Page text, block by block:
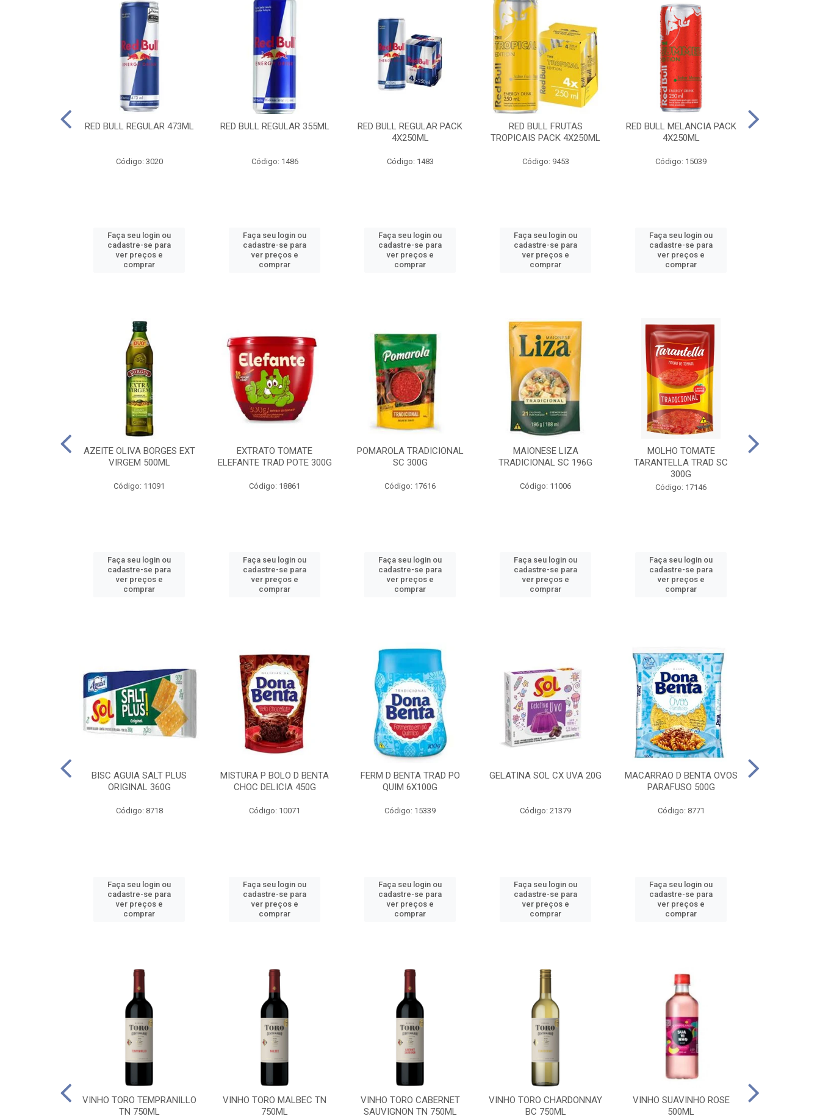
RED BULL REGULAR 473ML
Código: 3020
Faça seu login ou
cadastre-se para
ver preços e
comprar
RED BULL REGULAR 355ML
Código: 1486
Faça seu login ou
cadastre-se para
ver preços e
comprar
RED BULL REGULAR PACK
4X250ML
Código: 1483
Faça seu login ou
cadastre-se para
ver preços e
comprar
RED BULL FRUTAS
TROPICAIS PACK 4X250ML
Código: 9453
Faça seu login ou
cadastre-se para
ver preços e
comprar
RED BULL MELANCIA PACK
4X250ML
Código: 15039
Faça seu login ou
cadastre-se para
ver preços e
comprar
AZEITE OLIVA BORGES EXT
VIRGEM 500ML
Código: 11091
Faça seu login ou
cadastre-se para
ver preços e
comprar
EXTRATO TOMATE
ELEFANTE TRAD POTE 300G
Código: 18861
Faça seu login ou
cadastre-se para
ver preços e
comprar
POMAROLA TRADICIONAL
SC 300G
Código: 17616
Faça seu login ou
cadastre-se para
ver preços e
comprar
MAIONESE LIZA
TRADICIONAL SC 196G
Código: 11006
Faça seu login ou
cadastre-se para
ver preços e
comprar
MOLHO TOMATE
TARANTELLA TRAD SC
300G
Código: 17146
Faça seu login ou
cadastre-se para
ver preços e
comprar
BISC AGUIA SALT PLUS
ORIGINAL 360G
Código: 8718
Faça seu login ou
cadastre-se para
ver preços e
comprar
MISTURA P BOLO D BENTA
CHOC DELICIA 450G
Código: 10071
Faça seu login ou
cadastre-se para
ver preços e
comprar
FERM D BENTA TRAD PO
QUIM 6X100G
Código: 15339
Faça seu login ou
cadastre-se para
ver preços e
comprar
GELATINA SOL CX UVA 20G
Código: 21379
Faça seu login ou
cadastre-se para
ver preços e
comprar
MACARRAO D BENTA OVOS
PARAFUSO 500G
Código: 8771
Faça seu login ou
cadastre-se para
ver preços e
comprar
VINHO TORO TEMPRANILLO
TN 750ML
VINHO TORO MALBEC TN
750ML
VINHO TORO CABERNET
SAUVIGNON TN 750ML
VINHO TORO CHARDONNAY
BC 750ML
VINHO SUAVINHO ROSE
500ML